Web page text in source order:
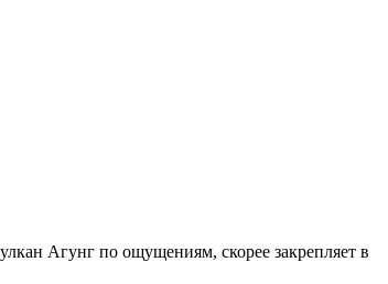
Агунг по ощущениям, скорее закрепляет в